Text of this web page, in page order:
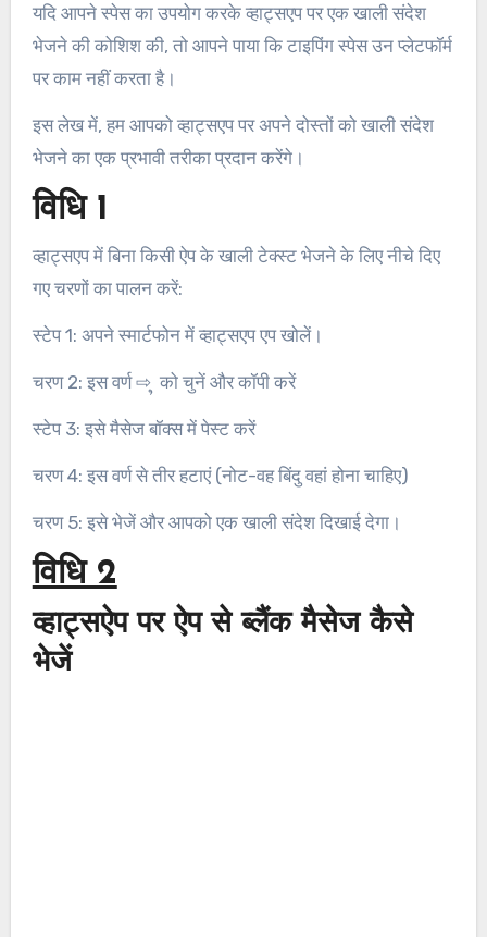
यदि आपने स्पेस का उपयोग करके व्हाट्सएप पर एक खाली संदेश
भेजने की कोशिश की, तो आपने पाया कि टाइपिंग स्पेस उन प्लेटफॉर्म
पर काम नहीं करता है।
इस लेख में, हम आपको व्हाट्सएप पर अपने दोस्तों को खाली संदेश
भेजने का एक प्रभावी तरीका प्रदान करेंगे।
विधि 1
व्हाट्सएप में बिना किसी ऐप के खाली टेक्स्ट भेजने के लिए नीचे दिए
गए चरणों का पालन करें:
स्टेप 1: अपने स्मार्टफोन में व्हाट्सएप एप खोलें।
चरण 2: इस वर्ण ⇨ ຸ को चुनें और कॉपी करें
स्टेप 3: इसे मैसेज बॉक्स में पेस्ट करें
चरण 4: इस वर्ण से तीर हटाएं (नोट-वह बिंदु वहां होना चाहिए)
चरण 5: इसे भेजें और आपको एक खाली संदेश दिखाई देगा।
विधि 2
व्हाट्सऐप पर ऐप से ब्लैंक मैसेज कैसे
भेजें